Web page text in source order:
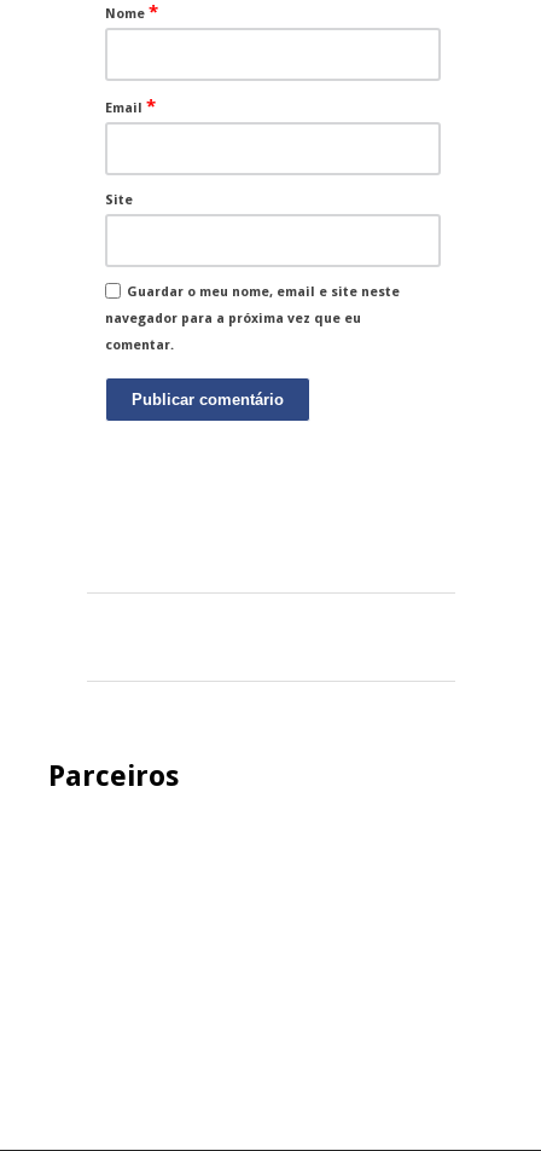
Nome *
Email *
Site
Guardar o meu nome, email e site neste
navegador para a próxima vez que eu
comentar.
Parceiros